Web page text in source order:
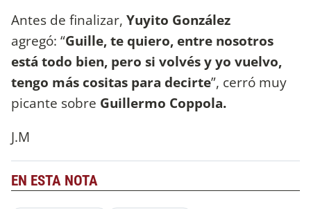
Antes de finalizar, Yuyito González
agregó: “Guille, te quiero, entre nosotros
está todo bien, pero si volvés y yo vuelvo,
tengo más cositas para decirte”, cerró muy
picante sobre Guillermo Coppola.
J.M
EN ESTA NOTA